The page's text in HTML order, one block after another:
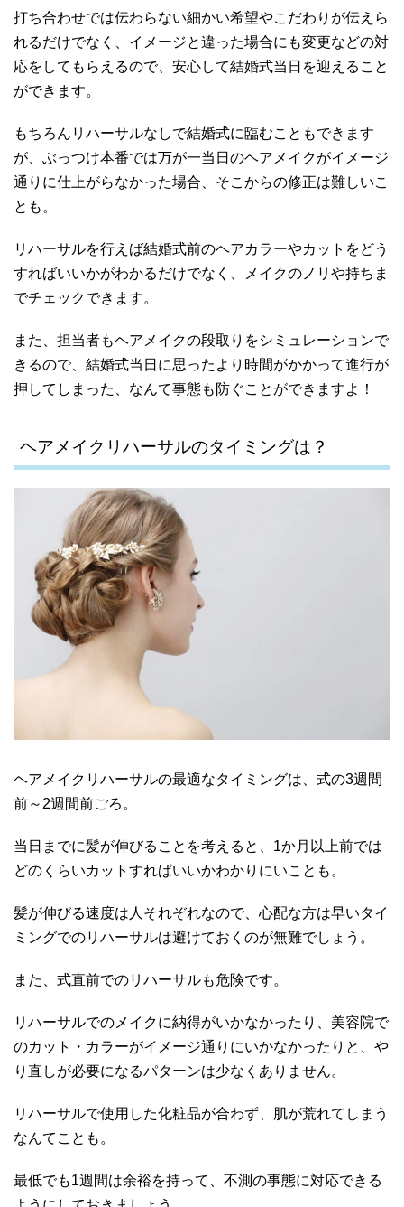
打ち合わせでは伝わらない細かい希望やこだわりが伝えら
れるだけでなく、イメージと違った場合にも変更などの対
応をしてもらえるので、安心して結婚式当日を迎えること
ができます。
もちろんリハーサルなしで結婚式に臨むこともできます
が、ぶっつけ本番では万が一当日のヘアメイクがイメージ
通りに仕上がらなかった場合、そこからの修正は難しいこ
とも。
リハーサルを行えば結婚式前のヘアカラーやカットをどう
すればいいかがわかるだけでなく、メイクのノリや持ちま
でチェックできます。
また、担当者もヘアメイクの段取りをシミュレーションで
きるので、結婚式当日に思ったより時間がかかって進行が
押してしまった、なんて事態も防ぐことができますよ！
ヘアメイクリハーサルのタイミングは？
ヘアメイクリハーサルの最適なタイミングは、式の3週間
前～2週間前ごろ。
当日までに髪が伸びることを考えると、1か月以上前では
どのくらいカットすればいいかわかりにいことも。
髪が伸びる速度は人それぞれなので、心配な方は早いタイ
ミングでのリハーサルは避けておくのが無難でしょう。
また、式直前でのリハーサルも危険です。
リハーサルでのメイクに納得がいかなかったり、美容院で
のカット・カラーがイメージ通りにいかなかったりと、や
り直しが必要になるパターンは少なくありません。
リハーサルで使用した化粧品が合わず、肌が荒れてしまう
なんてことも。
最低でも1週間は余裕を持って、不測の事態に対応できる